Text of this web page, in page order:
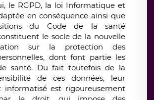
le RGPD, la loi Informatique et
en conséquence ainsi que
du Code de la santé
le socle de la nouvelle
sur la protection des
dont font partie les
santé. Du fait toutefois de la
de ces données, leur
informatisé est rigoureusement